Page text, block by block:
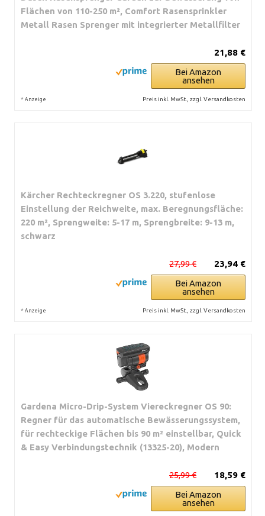
Flächen von 110-250 m², Comfort Rasensprinkler
Metall Rasen Sprenger mit integrierter Metallfilter
21,88 €
Bei Amazon
ansehen
* Anzeige Preis inkl. MwSt., zzgl. Versandkosten
Kärcher Rechteckregner OS 3.220, stufenlose
Einstellung der Reichweite, max. Beregnungsfläche:
220 m², Sprengweite: 5-17 m, Sprengbreite: 9-13 m,
schwarz
23,94 €
27,99 €
Bei Amazon
ansehen
* Anzeige Preis inkl. MwSt., zzgl. Versandkosten
Gardena Micro-Drip-System Viereckregner OS 90:
Regner für das automatische Bewässerungssystem,
für rechteckige Flächen bis 90 m² einstellbar, Quick
& Easy Verbindungstechnik (13325-20), Modern
18,59 €
25,99 €
Bei Amazon
ansehen